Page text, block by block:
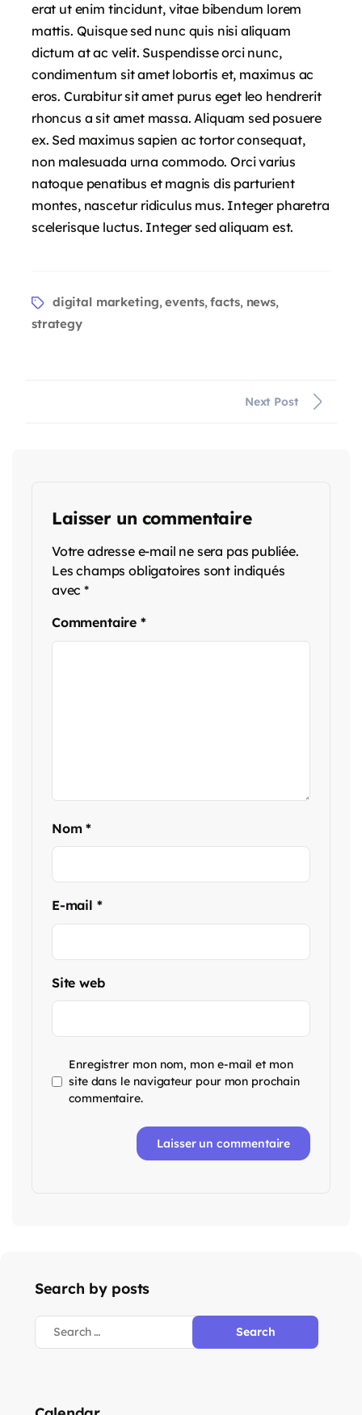
erat ut enim tincidunt, vitae bibendum lorem
mattis. Quisque sed nunc quis nisi aliquam
dictum at ac velit. Suspendisse orci nunc,
condimentum sit amet lobortis et, maximus ac
eros. Curabitur sit amet purus eget leo hendrerit
rhoncus a sit amet massa. Aliquam sed posuere
ex. Sed maximus sapien ac tortor consequat,
non malesuada urna commodo. Orci varius
natoque penatibus et magnis dis parturient
montes, nascetur ridiculus mus. Integer pharetra
scelerisque luctus. Integer sed aliquam est.
digital marketing,events,facts, news,
strategy
Next Post
Laisser un commentaire
Votre adresse e-mail ne sera pas publiée.
Les champs obligatoires sont indiqués
avec*
Commentaire *
Nom*
E-mail *
Site web
Enregistrer mon nom, mon e-mail et mon
site dans le navigateur pour mon prochain
commentaire.
Search by posts